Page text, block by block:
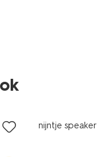
nijntje speaker